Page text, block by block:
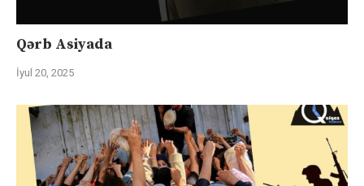
Qərb Asiyada
İyul 20, 2025